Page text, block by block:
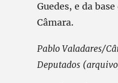
Guedes, e da
Câmara.
Pablo Valadares/
Deputados